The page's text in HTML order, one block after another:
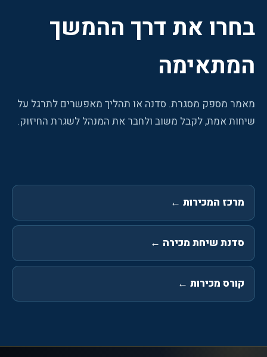
בחרו את דרך ההמשך
המתאימה
מאמר מספק מסגרת. סדנה או תהליך מאפשרים לתרגל על
שיחות אמת, לקבל משוב ולחבר את המנהל לשגרת החיזוק.
מרכז המכירות ←
סדנת שיחת מכירה ←
קורס מכירות ←